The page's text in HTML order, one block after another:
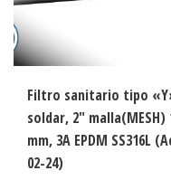
Filtro sanitario tipo
soldar, 2″ malla(MESH)
mm, 3A EPDM SS316L
02-24)